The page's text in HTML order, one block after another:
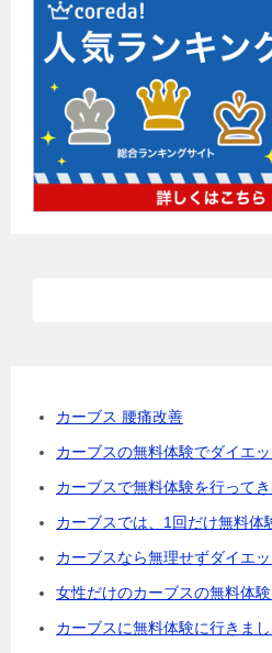
カーブス 腰痛改善
カーブスの無料体験でダイエ
カーブスで無料体験を行って
カーブスでは、1回だけ無料体
カーブスなら無理せずダイエ
女性だけのカーブスの無料体
カーブスに無料体験に行きま